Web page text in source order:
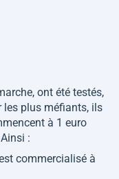
ont été testés,
les plus méfiants, ils
à 1 euro
:
commercialisé à